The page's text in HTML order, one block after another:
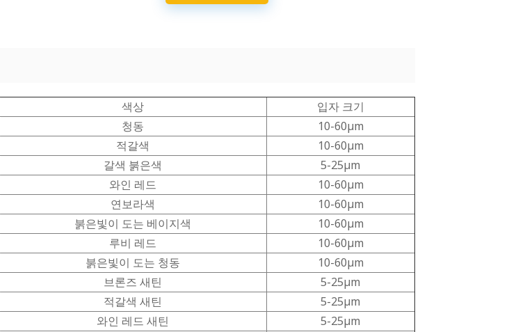
색상
입자 크기
청동
10-60μm
적갈색
10-60μm
갈색 붉은색
5-25μm
와인 레드
10-60μm
연보라색
10-60μm
붉은빛이 도는 베이지색
10-60μm
루비 레드
10-60μm
붉은빛이 도는 청동
10-60μm
브론즈 새틴
5-25μm
적갈색 새틴
5-25μm
와인 레드 새틴
5-25μm